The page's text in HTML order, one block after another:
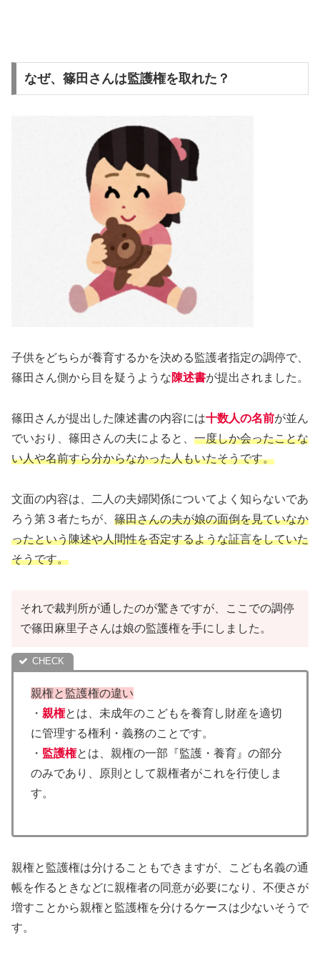
なぜ、篠田さんは監護権を取れた？
子供をどちらが養育するかを決める監護者指定の調停で、
篠田さん側から目を疑うような陳述書が提出されました。
篠田さんが提出した陳述書の内容には十数人の名前が並ん
でいおり、篠田さんの夫によると、 一度しか会ったことな
い人や名前すら分からなかった人もいたそうです。
文面の内容は、二人の夫婦関係についてよく知らないであ
ろう第３者たちが、 篠田さんの夫が娘の面倒を見ていなか
ったという陳述や人間性を否定するような証言をしていた
そうです。
それで裁判所が通したのが驚きですが、ここでの調停
で篠田麻里子さんは娘の監護権を手にしました。
親権と監護権の違い
・ 親権とは、未成年のこどもを養育し財産を適切
に管理する権利・義務のことです。
・ 監護権とは、親権の一部『監護・養育』の部分
のみであり、原則として親権者がこれを行使しま
す。
親権と監護権は分けることもできますが、こども名義の通
帳を作るときなどに親権者の同意が必要になり、不便さが
増すことから親権と監護権を分けるケースは少ないそうで
す。